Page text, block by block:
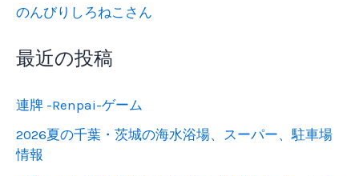
のんびりしろねこさん
最近の投稿
連牌 -Renpai-ゲーム
2026夏の千葉・茨城の海水浴場、スーパー、駐車場
情報